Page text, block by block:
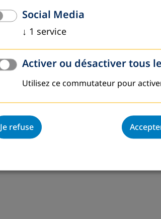
Social Media
↓ 1 service
Activer ou désactiver tous
Utilisez ce commutateur pour
Je refuse